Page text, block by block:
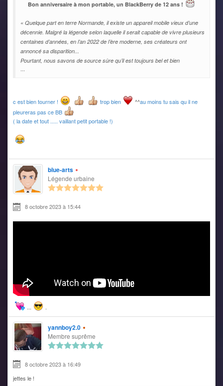
Bon anniversaire à mon portable, un BlackBerry de 12 ans !
« Quelque part en terre Normande, il existe un appareil mobile vieux d’une
décennie. Malgré la légende selon laquelle il serait capable de vivre plusieurs
centaines d’années, en l’an 2022 de l’ère moderne, ses créateurs ont
annoncé sa disparition...
Pourtant, nous savons de source sûre qu’il est toujours bel et bien
...
c est bien tourner ! trop bien ^^au moins tu sais qu il ne
pleureras pas ce BB
( la date et tout ..... vaillant petit portable !)
blue-arts
Légende urbaine
8 octobre 2023 à 15:44
... .
yannboy2.0
Membre suprême
8 octobre 2023 à 16:49
jettes le !